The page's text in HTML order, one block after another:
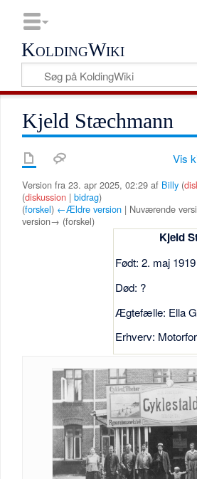
KoldingWiki
Kjeld Stæchmann
Vis
Version fra 23. apr 2025, 02:29 af Billy (
(diskussion |bidrag)
(forskel) ←Ældre version | Nuværende
version→ (forskel)
Kjeld
Født: 2. maj 1919
Død: ?
Ægtefælle: Ella
Erhverv: